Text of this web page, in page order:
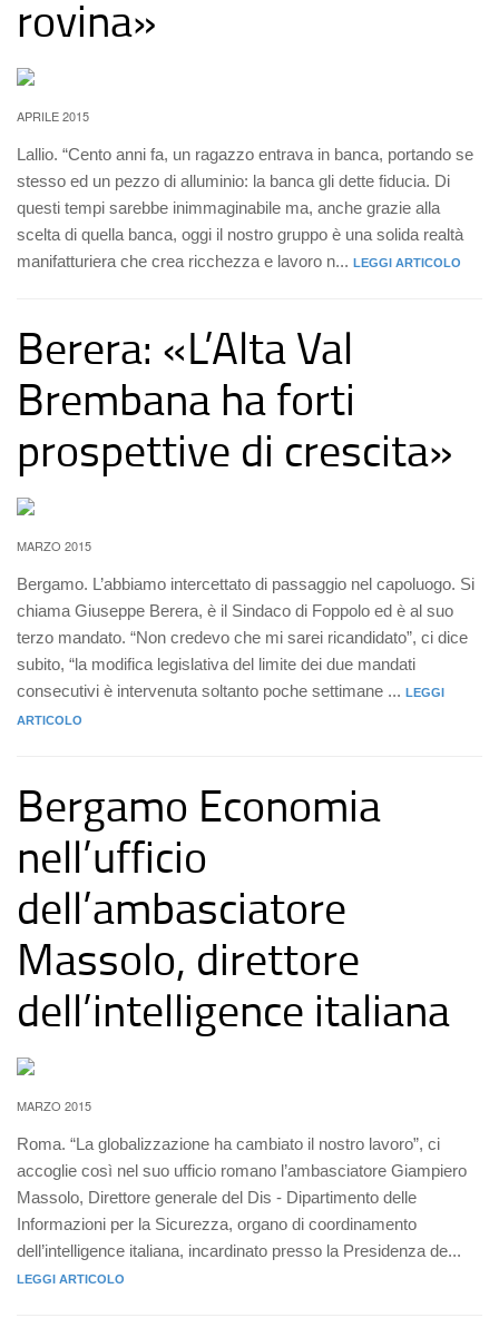
rovina»
APRILE 2015
Lallio. “Cento anni fa, un ragazzo entrava in banca, portando se
stesso ed un pezzo di alluminio: la banca gli dette fiducia. Di
questi tempi sarebbe inimmaginabile ma, anche grazie alla
scelta di quella banca, oggi il nostro gruppo è una solida realtà
manifatturiera che crea ricchezza e lavoro n... LEGGI ARTICOLO
Berera: «L’Alta Val
Brembana ha forti
prospettive di crescita»
MARZO 2015
Bergamo. L’abbiamo intercettato di passaggio nel capoluogo. Si
chiama Giuseppe Berera, è il Sindaco di Foppolo ed è al suo
terzo mandato. “Non credevo che mi sarei ricandidato”, ci dice
subito, “la modifica legislativa del limite dei due mandati
consecutivi è intervenuta soltanto poche settimane ... LEGGI
ARTICOLO
Bergamo Economia
nell’ufficio
dell’ambasciatore
Massolo, direttore
dell’intelligence italiana
MARZO 2015
Roma. “La globalizzazione ha cambiato il nostro lavoro”, ci
accoglie così nel suo ufficio romano l’ambasciatore Giampiero
Massolo, Direttore generale del Dis - Dipartimento delle
Informazioni per la Sicurezza, organo di coordinamento
dell’intelligence italiana, incardinato presso la Presidenza de...
LEGGI ARTICOLO